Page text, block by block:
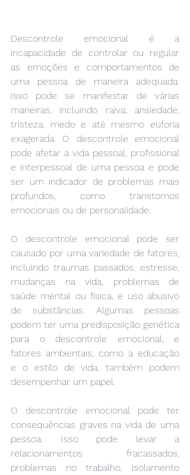
Descontrole emocional é a
incapacidade de controlar ou regular
as emoções e comportamentos de
uma pessoa de maneira adequada.
Isso pode se manifestar de várias
maneiras, incluindo raiva, ansiedade,
tristeza, medo e até mesmo euforia
exagerada. O descontrole emocional
pode afetar a vida pessoal, profissional
e interpessoal de uma pessoa e pode
ser um indicador de problemas mais
profundos, como transtornos
emocionais ou de personalidade.
O descontrole emocional pode ser
causado por uma variedade de fatores,
incluindo traumas passados, estresse,
mudanças na vida, problemas de
saúde mental ou física, e uso abusivo
de substâncias. Algumas pessoas
podem ter uma predisposição genética
para o descontrole emocional, e
fatores ambientais, como a educação
e o estilo de vida, também podem
desempenhar um papel.
O descontrole emocional pode ter
consequências graves na vida de uma
pessoa. Isso pode levar a
relacionamentos fracassados,
problemas no trabalho, isolamento